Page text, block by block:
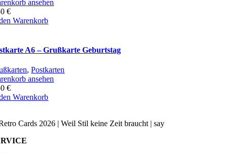
ansehen
€
Warenkorb
A6 – Grußkarte Geburtstag
,Postkarten
ansehen
€
Warenkorb
Cards 2026 | Weil Stil keine Zeit braucht | say